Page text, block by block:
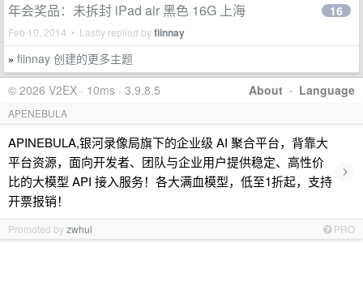
年会奖品：未拆封 iPad air 黑色 16G 上海
Feb 10, 2014 • Lastly replied byfiinnay
16
» fiinnay 创建的更多主题
About · Language
© 2026 V2EX · 10ms · 3.9.8.5
APENEBULA
APINEBULA,银河录像局旗下的企业级 AI 聚合平台，背靠大
平台资源，面向开发者、团队与企业用户提供稳定、高性价
比的大模型 API 接入服务！各大满血模型，低至1折起，支持
开票报销！
›
Promoted byzwhui PRO